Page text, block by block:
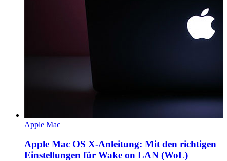
Apple Mac
Apple Mac OS X-Anleitung: Mit den richtigen
Einstellungen für Wake on LAN (WoL)